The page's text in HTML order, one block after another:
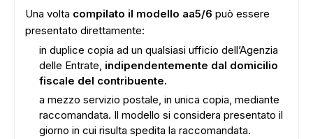
Una volta compilato il modello aa5/6 può essere
presentato direttamente:
in duplice copia ad un qualsiasi ufficio dell’Agenzia
delle Entrate, indipendentemente dal domicilio
fiscale del contribuente.
a mezzo servizio postale, in unica copia, mediante
raccomandata. Il modello si considera presentato il
giorno in cui risulta spedita la raccomandata.